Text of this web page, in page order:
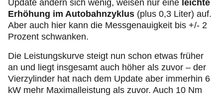
Update ändern sich wenig, weisen nur eine leichte
Erhöhung im Autobahnzyklus (plus 0,3 Liter) auf.
Aber auch hier kann die Messgenauigkeit bis +/- 2
Prozent schwanken.
Die Leistungskurve steigt nun schon etwas früher
an und liegt insgesamt auch höher als zuvor – der
Vierzylinder hat nach dem Update aber immerhin 6
kW mehr Maximalleistung als zuvor. Auch 10 Nm